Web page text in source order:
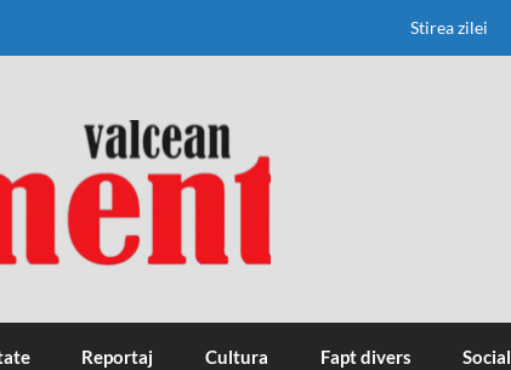
Stirea zilei
Reportaj Cultura Fapt divers Social